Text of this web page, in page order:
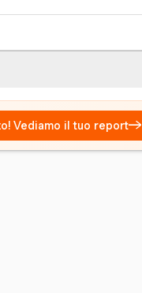
Vediamo il tuo report→